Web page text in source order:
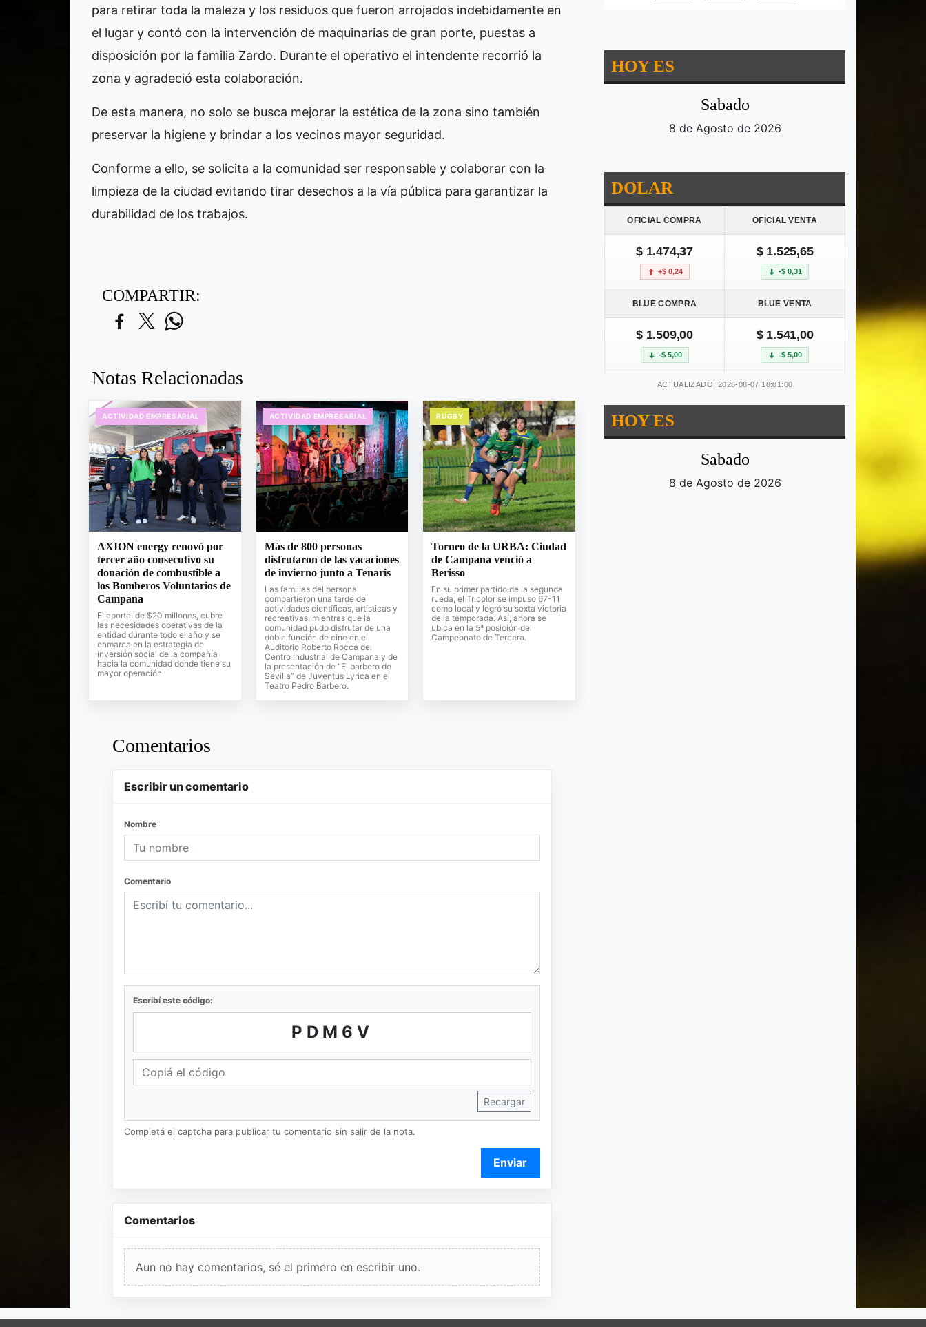
para retirar toda la maleza y los residuos que fueron arrojados indebidamente en
el lugar y contó con la intervención de maquinarias de gran porte, puestas a
disposición por la familia Zardo. Durante el operativo el intendente recorrió la
zona y agradeció esta colaboración.
De esta manera, no solo se busca mejorar la estética de la zona sino también
preservar la higiene y brindar a los vecinos mayor seguridad.
Conforme a ello, se solicita a la comunidad ser responsable y colaborar con la
limpieza de la ciudad evitando tirar desechos a la vía pública para garantizar la
durabilidad de los trabajos.
COMPARTIR:
Notas Relacionadas
ACTIVIDAD EMPRESARIAL
AXION energy renovó por
tercer año consecutivo su
donación de combustible a
los Bomberos Voluntarios de
Campana
El aporte, de $20 millones, cubre
las necesidades operativas de la
entidad durante todo el año y se
enmarca en la estrategia de
inversión social de la compañía
hacia la comunidad donde tiene su
mayor operación.
ACTIVIDAD EMPRESARIAL
Más de 800 personas
disfrutaron de las vacaciones
de invierno junto a Tenaris
Las familias del personal
compartieron una tarde de
actividades científicas, artísticas y
recreativas, mientras que la
comunidad pudo disfrutar de una
doble función de cine en el
Auditorio Roberto Rocca del
Centro Industrial de Campana y de
la presentación de “El barbero de
Sevilla” de Juventus Lyrica en el
Teatro Pedro Barbero.
RUGBY
Torneo de la URBA: Ciudad
de Campana venció a
Berisso
En su primer partido de la segunda
rueda, el Tricolor se impuso 67-11
como local y logró su sexta victoria
de la temporada. Así, ahora se
ubica en la 5ª posición del
Campeonato de Tercera.
Comentarios
Escribir un comentario
Nombre
Comentario
Escribí este código:
PDM6V
Recargar
Completá el captcha para publicar tu comentario sin salir de la nota.
Enviar
Comentarios
Aun no hay comentarios, sé el primero en escribir uno.
HOY ES
Sabado
8 de Agosto de 2026
DOLAR
OFICIAL COMPRA OFICIAL VENTA
$ 1.474,37
+$ 0,24
$ 1.525,65
-$ 0,31
BLUE COMPRA BLUE VENTA
$ 1.509,00
-$ 5,00
$ 1.541,00
-$ 5,00
ACTUALIZADO: 2026-08-07 18:01:00
HOY ES
Sabado
8 de Agosto de 2026